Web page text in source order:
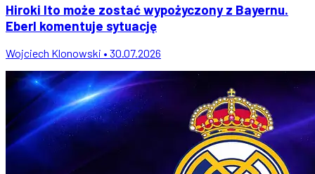
Hiroki Ito może zostać wypożyczony z Bayernu.
Eberl komentuje sytuację
Wojciech Klonowski • 30.07.2026